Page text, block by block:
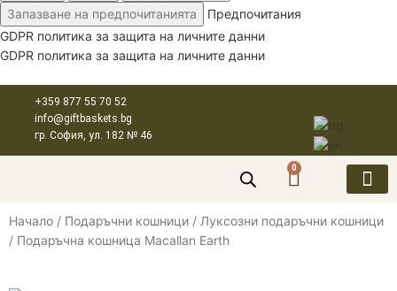
Запазване на предпочитанията
Предпочитания
GDPR политика за защита на личните данни
GDPR политика за защита на личните данни
+359 877 55 70 52
info@giftbaskets.bg
гр. София, ул. 182 № 46
0
Начало Подаръчни кошници
Луксозни подаръчни кошници
Подаръчна кошница Macallan Earth